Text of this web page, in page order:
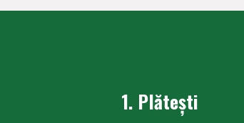
1. Plătești